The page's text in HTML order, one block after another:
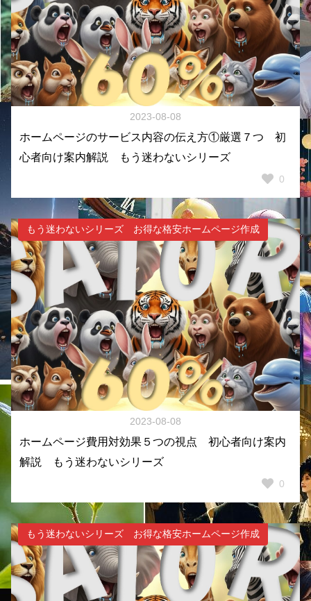
2023-08-08
ホームページのサービス内容の伝え方①厳選７つ 初
心者向け案内解説 もう迷わないシリーズ
0
もう迷わないシリーズ お得な格安ホームページ作成
2023-08-08
ホームページ費用対効果５つの視点 初心者向け案内
解説 もう迷わないシリーズ
0
もう迷わないシリーズ お得な格安ホームページ作成